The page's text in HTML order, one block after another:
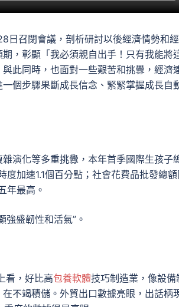
日召閉會議，剖析研討以後經濟情勢和
，彰顯「我必須親自出手！只有我能將
此同時，也面對一些艱苦和挑釁，經濟
個步驟果斷成長信念、緊緊掌握成長自
演化等多重挑釁，本年首季國際生孩子
加速1.1個百分點；社會花費品批發總額
年最高。
盛韌性和活氣”。
看，好比高包養軟體技巧制造業，像設備
不竭積儲。外貿出口數據亮眼，出話柄